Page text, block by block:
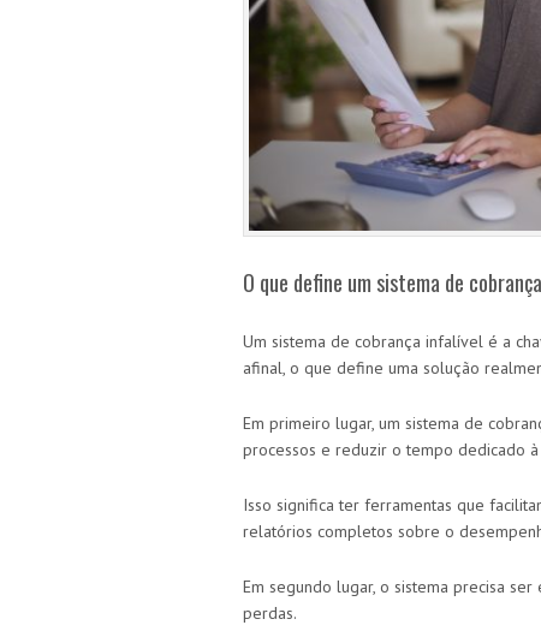
O que define um sistema de
Um sistema de cobrança infalível é a
afinal, o que define uma solução
Em primeiro lugar, um sistema de
processos e reduzir o tempo dedicado à
Isso significa ter ferramentas que
relatórios completos sobre o
Em segundo lugar, o sistema precisa
perdas.